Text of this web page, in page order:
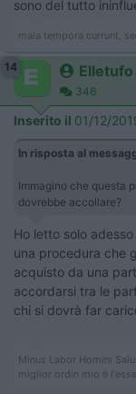
sono del tutto
mala tempora currunt,
14 Elletufo
346
Inserito il 01/12/
In risposta al
Immagino che questa
dovrebbe accollare?
Ho letto solo
una procedura che
acquisto da una
accordarsi tra le
chi si dovrà far
Minus Labor Homini
miglior ordin mio è